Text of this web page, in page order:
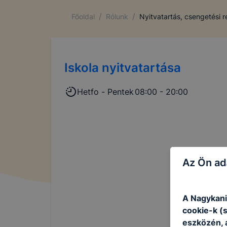
Főoldal / Rólunk / Nyitvatartás, csengetési
Iskola nyitvatartása
Hetfo - Pentek 08:00 - 20:00
Az Ön
A
cookie-k
eszközén,